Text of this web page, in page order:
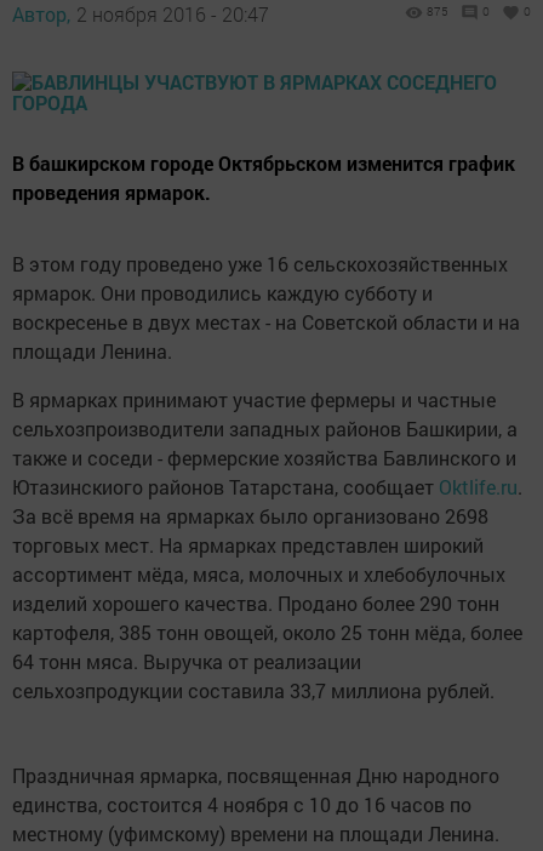
Автор, 2 ноября 2016 - 20:47 875 0 0
В башкирском городе Октябрьском изменится график
проведения ярмарок.
В этом году проведено уже 16 сельскохозяйственных
ярмарок. Они проводились каждую субботу и
воскресенье в двух местах - на Советской области и на
площади Ленина.
В ярмарках принимают участие фермеры и частные
сельхозпроизводители западных районов Башкирии, а
также и соседи - фермерские хозяйства Бавлинского и
Ютазинскиого районов Татарстана, сообщает Oktlife.ru.
За всё время на ярмарках было организовано 2698
торговых мест. На ярмарках представлен широкий
ассортимент мёда, мяса, молочных и хлебобулочных
изделий хорошего качества. Продано более 290 тонн
картофеля, 385 тонн овощей, около 25 тонн мёда, более
64 тонн мяса. Выручка от реализации
сельхозпродукции составила 33,7 миллиона рублей.
Праздничная ярмарка, посвященная Дню народного
единства, состоится 4 ноября с 10 до 16 часов по
местному (уфимскому) времени на площади Ленина.